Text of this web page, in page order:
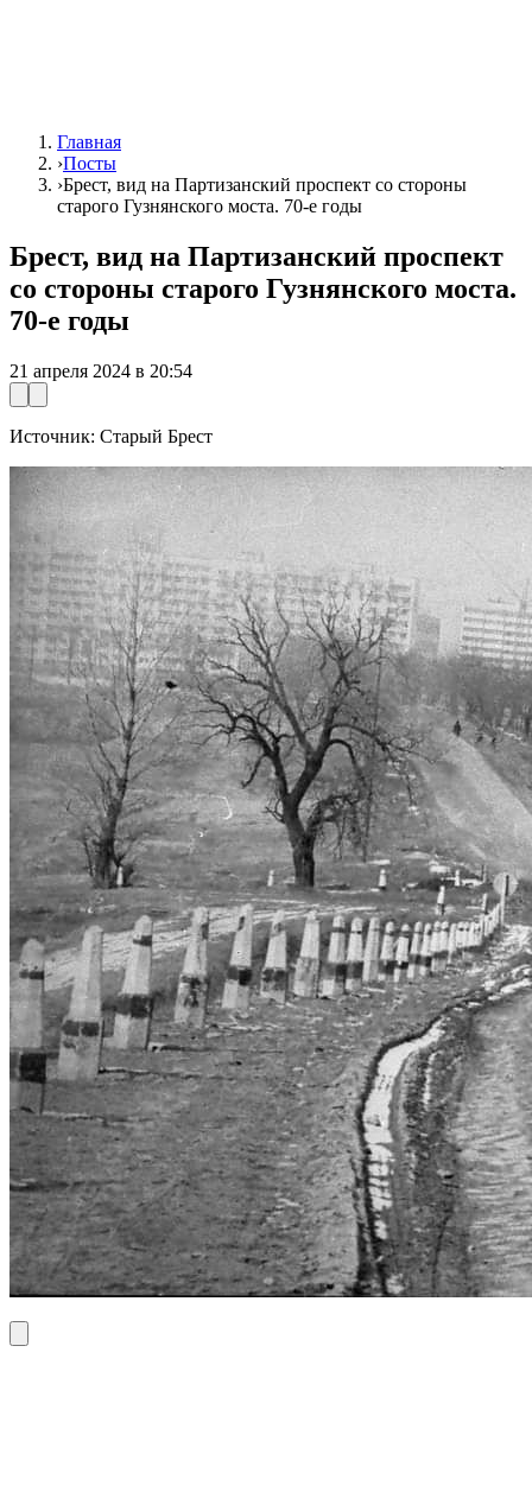
Главная
›Посты
›Брест, вид на Партизанский проспект со стороны
старого Гузнянского моста. 70-е годы
Брест, вид на Партизанский проспект
со стороны старого Гузнянского моста.
70-е годы
21 апреля 2024 в 20:54
Источник: Старый Брест